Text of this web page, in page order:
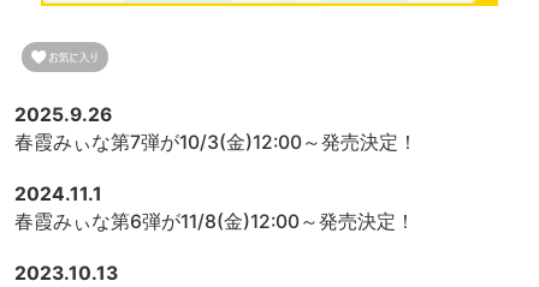
2025.9.26
春霞みぃな第7弾が10/3(金)12:00～発売決定！
2024.11.1
春霞みぃな第6弾が11/8(金)12:00～発売決定！
2023.10.13